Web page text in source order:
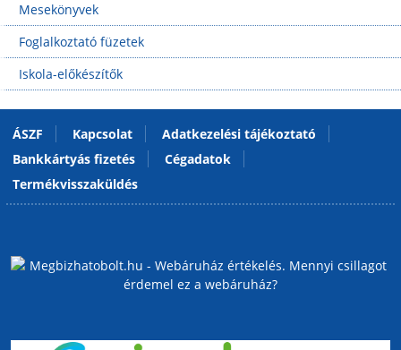
Mesekönyvek
Foglalkoztató füzetek
Iskola-előkészítők
ÁSZF Kapcsolat
Adatkezelési tájékoztató
Bankkártyás fizetés
Cégadatok
Termékvisszaküldés